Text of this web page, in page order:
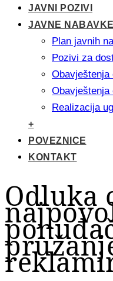
JAVNI POZIVI
JAVNE NABAVKE
Plan javnih
Pozivi za
Obavještenja
Obavještenja
Realizacija
+
POVEZNICE
KONTAKT
Odluka